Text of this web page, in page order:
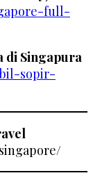
full-
di Singapura
sopir-